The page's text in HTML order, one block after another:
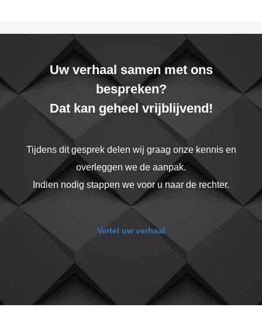
Uw verhaal samen met ons
bespreken?
Dat kan geheel vrijblijvend!
Tijdens dit gesprek delen wij graag onze kennis en
overleggen we de aanpak.
Indien nodig stappen we voor u naar de rechter.
Vertel uw verhaal